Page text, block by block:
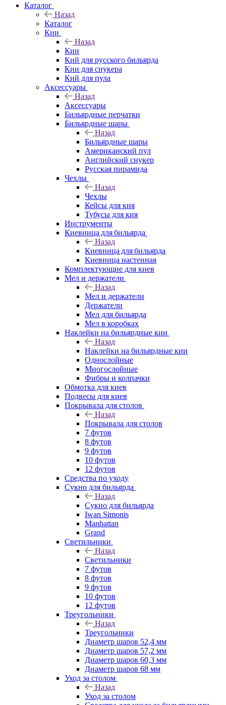
Каталог
Назад
Каталог
Кии
Назад
Кии
Кий для русского бильярда
Кии для снукера
Кий для пула
Аксессуары
Назад
Аксессуары
Бильярдные перчатки
Бильярдные шары
Назад
Бильярдные шары
Американский пул
Английский снукер
Русская пирамида
Чехлы
Назад
Чехлы
Кейсы для кия
Тубусы для кия
Инструменты
Киевница для бильярда
Назад
Киевница для бильярда
Киевница настенная
Комплектующие для киев
Мел и держатели
Назад
Мел и держатели
Держатели
Мел для бильярда
Мел в коробках
Наклейки на бильярдные кии
Назад
Наклейки на бильярдные кии
Однослойные
Многослойные
Фибры и колпачки
Обмотка для киев
Подвесы для киев
Покрывала для столов
Назад
Покрывала для столов
7 футов
8 футов
9 футов
10 футов
12 футов
Средства по уходу
Сукно для бильярда
Назад
Сукно для бильярда
Iwan Simonis
Manhattan
Grand
Светильники
Назад
Светильники
7 футов
8 футов
9 футов
10 футов
12 футов
Треугольники
Назад
Треугольники
Диаметр шаров 52,4 мм
Диаметр шаров 57,2 мм
Диаметр шаров 60,3 мм
Диаметр шаров 68 мм
Уход за столом
Назад
Уход за столом